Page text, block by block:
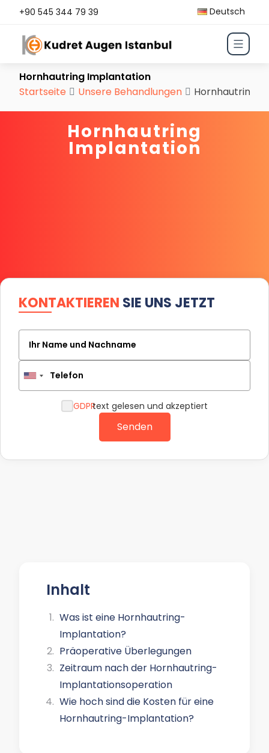
+90 545 344 79 39 Deutsch
Hornhautring Implantation
Startseite
Unsere Behandlungen Hornhautring
Hornhautring
Implantation
KONTAKTIEREN SIE UNS JETZT
Ihr Name und Nachname
Telefon
GDPRtext gelesen und akzeptiert
Senden
Inhalt
Was ist eine Hornhautring-
Implantation?
Präoperative Überlegungen
Zeitraum nach der Hornhautring-
Implantationsoperation
Wie hoch sind die Kosten für eine
Hornhautring-Implantation?